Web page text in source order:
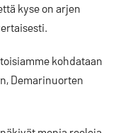
kyse on arjen
kohdataan
Demarinuorten